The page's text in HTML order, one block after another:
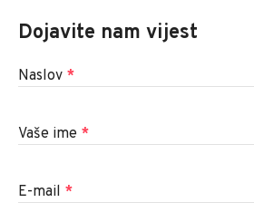
Dojavite nam vijest
Naslov *
Vaše ime *
E-mail *